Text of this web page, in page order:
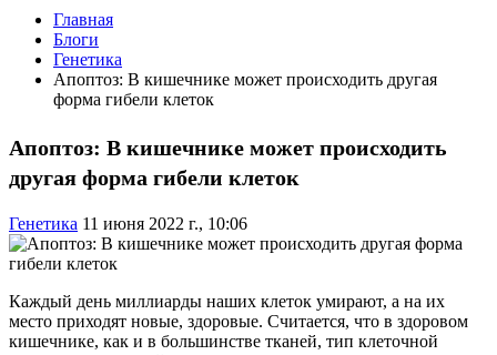
Главная
Блоги
Генетика
Апоптоз: В кишечнике может происходить другая
форма гибели клеток
Апоптоз: В кишечнике может происходить
другая форма гибели клеток
Генетика 11 июня 2022 г., 10:06
Каждый день миллиарды наших клеток умирают, а на их
место приходят новые, здоровые. Считается, что в здоровом
кишечнике, как и в большинстве тканей, тип клеточной